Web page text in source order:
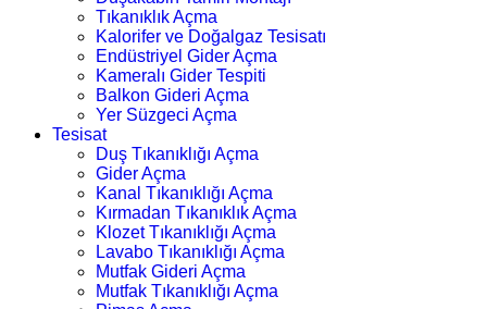
Tıkanıklık Açma
Kalorifer ve Doğalgaz Tesisatı
Endüstriyel Gider Açma
Kameralı Gider Tespiti
Balkon Gideri Açma
Yer Süzgeci Açma
Tesisat
Duş Tıkanıklığı Açma
Gider Açma
Kanal Tıkanıklığı Açma
Kırmadan Tıkanıklık Açma
Klozet Tıkanıklığı Açma
Lavabo Tıkanıklığı Açma
Mutfak Gideri Açma
Mutfak Tıkanıklığı Açma